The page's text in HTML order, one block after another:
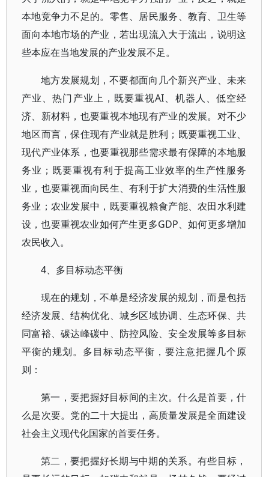
本地竞争力不足的。零售、居民服务、教育、卫生等
面向本地市场的产业，若出现流入大于流出，说明这
些本应在当地发展的产业发展不足。
地方发展规划，不要都面向几个新兴产业、未来
产业、热门产业上，既要重视AI、机器人、低空经
济、新材料，也要重视本地现有产业的发展。对不少
地区而言，保住现有产业就是胜利；既要重视工业、
现代产业体系，也要重视那些需求最有保障的本地服
务业；既要重视有利于提高工业效率的生产性服务
业，也要重视面向民生、有利于扩大消费的生活性服
务业；农业发展中，既要重视粮食产能、农田水利建
设，也要重视农业如何产生更多GDP、如何更多增加
农民收入。
4、多目标动态平衡
现在的规划，不单是经济发展的规划，而是包括
经济发展、结构优化、城乡区域协调、生态环保、共
同富裕、碳达峰碳中、防控风险、安全发展等多目标
平衡的规划。多目标动态平衡，要注意把握几个原
则：
第一，要把握好目标间的主次。什么是首要，什
么是次要。党的二十大提出，高质量发展是全面建设
社会主义现代化国家的首要任务。
第二，要把握好长期与中期的关系。有些目标，